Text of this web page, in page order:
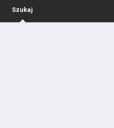
Szukaj